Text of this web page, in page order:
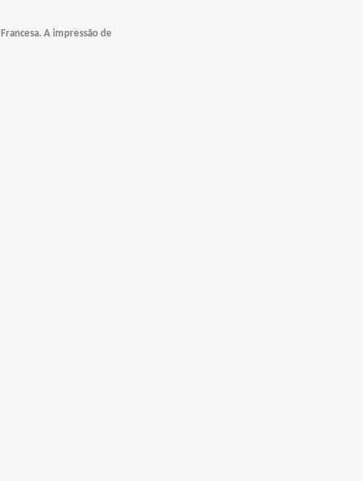
A impressão de